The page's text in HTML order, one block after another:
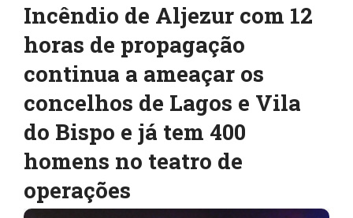
Incêndio de Aljezur com 12
horas de propagação
continua a ameaçar os
concelhos de Lagos e Vila
do Bispo e já tem 400
homens no teatro de
operações